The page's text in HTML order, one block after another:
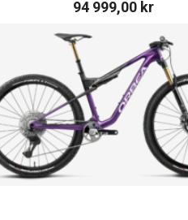
94 999,00 kr